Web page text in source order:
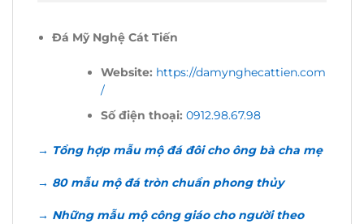
Đá Mỹ Nghệ Cát Tiến
Website: https://damynghecattien.com
/
Số điện thoại: 0912.98.67.98
→ Tổng hợp mẫu mộ đá đôi cho ông bà cha mẹ
→ 80 mẫu mộ đá tròn chuẩn phong thủy
→ Những mẫu mộ công giáo cho người theo